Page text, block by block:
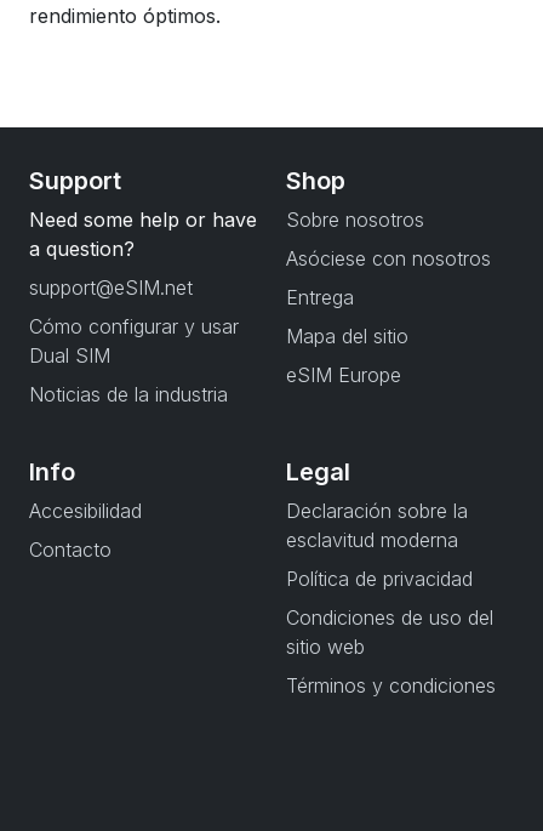
rendimiento óptimos.
Support
Need some help or have
a question?
support@eSIM.net
Cómo configurar y usar
Dual SIM
Noticias de la industria
Shop
Sobre nosotros
Asóciese con nosotros
Entrega
Mapa del sitio
eSIM Europe
Info
Accesibilidad
Contacto
Legal
Declaración sobre la
esclavitud moderna
Política de privacidad
Condiciones de uso del
sitio web
Términos y condiciones